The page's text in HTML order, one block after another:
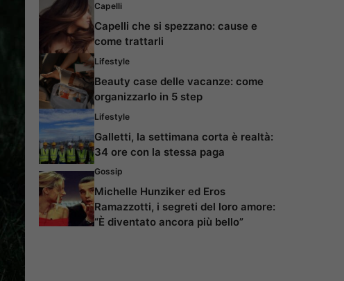
Capelli
Capelli che si spezzano: cause e
come trattarli
Lifestyle
Beauty case delle vacanze: come
organizzarlo in 5 step
Lifestyle
Galletti, la settimana corta è realtà:
34 ore con la stessa paga
Gossip
Michelle Hunziker ed Eros
Ramazzotti, i segreti del loro amore:
“È diventato ancora più bello”